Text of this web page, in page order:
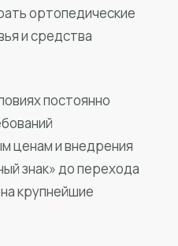
ортопедические
и средства
постоянно
ценам и внедрения
знак» до перехода
крупнейшие